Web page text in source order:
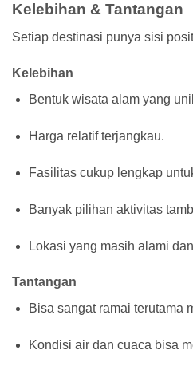
Kelebihan & Tantangan
Setiap destinasi punya sisi
Kelebihan
Bentuk wisata alam yang
Harga relatif terjangkau.
Fasilitas cukup lengkap
Banyak pilihan aktivitas
Lokasi yang masih alami
Tantangan
Bisa sangat ramai terutama
Kondisi air dan cuaca bisa